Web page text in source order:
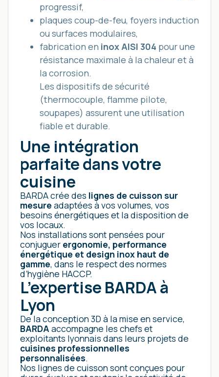
progressif,
plaques coup-de-feu, foyers induction
ou surfaces modulaires,
fabrication en inox AISI 304 pour une
résistance maximale à la chaleur et à
la corrosion.
Les dispositifs de sécurité
(thermocouple, flamme pilote,
soupapes) assurent une utilisation
fiable et durable.
Une intégration
parfaite dans votre
cuisine
BARDA crée des lignes de cuisson sur
mesure adaptées à vos volumes, vos
besoins énergétiques et la disposition de
vos locaux.
Nos installations sont pensées pour
conjuguer ergonomie, performance
énergétique et design inox haut de
gamme, dans le respect des normes
d’hygiène HACCP.
L’expertise BARDA à
Lyon
De la conception 3D à la mise en service,
BARDA accompagne les chefs et
exploitants lyonnais dans leurs projets de
cuisines professionnelles
personnalisées.
Nos lignes de cuisson sont conçues pour